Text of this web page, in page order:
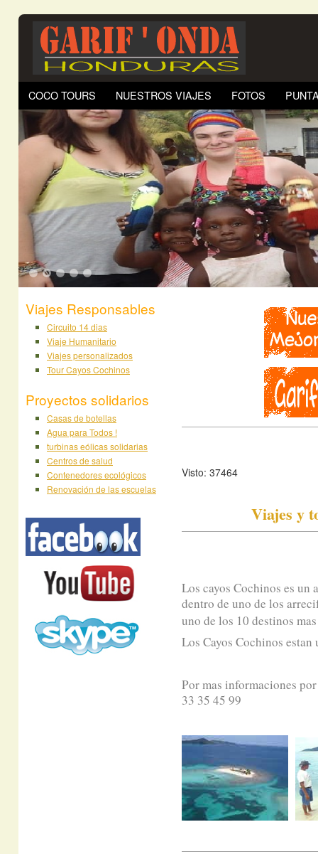
COCO TOURS NUESTROS VIAJES FOTOS
2
Viajes Responsables
Circuito 14 dias
Viaje Humanitario
Viajes personalizados
Tour Cayos Cochinos
Proyectos solidarios
Casas de botellas
Agua para Todos !
turbinas eólicas solidarias
Centros de salud
Contenedores ecológicos
Renovación de las escuelas
Visto: 37464
Viajes y
Los cayos Cochinos es un
dentro de uno de los
uno de los 10 destinos
Los Cayos Cochinos
Por mas informaciones
33 35 45 99